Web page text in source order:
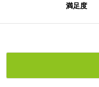
満足度